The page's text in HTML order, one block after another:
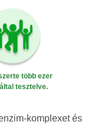
több ezer
tesztelve.
komplexet és